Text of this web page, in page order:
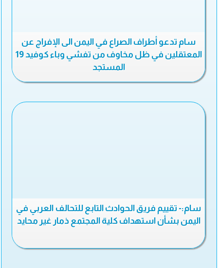
سام تدعو أطراف الصراع في اليمن الى الإفراج عن
المعتقلين في ظل مخاوف من تفشي وباء كوفيد 19
المستجد
سام:- تقييم فريق الحوادث التابع للتحالف العربي في
اليمن بشأن استهداف كلية المجتمع ذمار غير محايد